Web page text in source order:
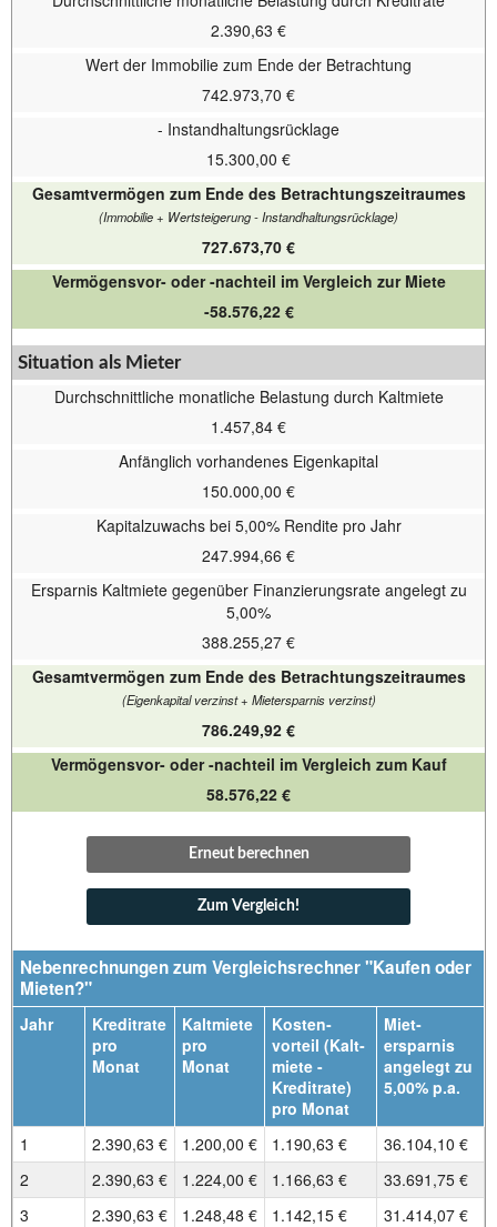
2.390,63 €
Wert der Immobilie zum Ende der Betrachtung
742.973,70 €
- Instandhaltungsrücklage
15.300,00 €
Gesamtvermögen zum Ende des Betrachtungszeitraumes
(Immobilie + Wertsteigerung - Instandhaltungsrücklage)
727.673,70 €
Vermögensvor- oder -nachteil im Vergleich zur Miete
-58.576,22 €
Situation als Mieter
Durchschnittliche monatliche Belastung durch Kaltmiete
1.457,84 €
Anfänglich vorhandenes Eigenkapital
150.000,00 €
Kapitalzuwachs bei 5,00%Rendite pro Jahr
247.994,66 €
Ersparnis Kaltmiete gegenüber Finanzierungsrate angelegt zu
5,00%
388.255,27 €
Gesamtvermögen zum Ende des Betrachtungszeitraumes
(Eigenkapital verzinst + Mietersparnis verzinst)
786.249,92 €
Vermögensvor- oder -nachteil im Vergleich zum Kauf
58.576,22 €
Erneut berechnen
Zum Vergleich!
Nebenrechnungen zum Vergleichsrechner "Kaufen oder
Mieten?"
Jahr
Kreditrate
pro
Monat
Kaltmiete
pro
Monat
Kosten­
vorteil (Kalt­
miete -
Kredit­rate)
pro Monat
Miet­
ersparnis
angelegt zu
5,00% p.a.
1 2.390,63 € 1.200,00 € 1.190,63 €
36.104,10 €
2
2.390,63 € 1.224,00 € 1.166,63 €
33.691,75 €
3
2.390,63 € 1.248,48 € 1.142,15 €
31.414,07 €